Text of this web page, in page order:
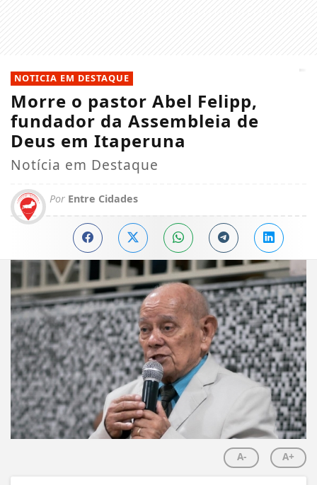
NOTICIA EM DESTAQUE
Morre o pastor Abel Felipp,
fundador da Assembleia de
Deus em Itaperuna
Notícia em Destaque
Por Entre Cidades
A- A+